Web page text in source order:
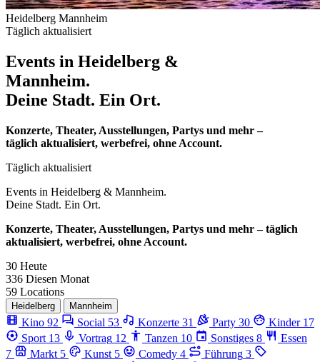
Heidelberg Mannheim
Täglich aktualisiert
Events in Heidelberg &
Mannheim.
Deine Stadt. Ein Ort.
Konzerte, Theater, Ausstellungen, Partys und mehr –
täglich aktualisiert, werbefrei, ohne Account.
Täglich aktualisiert
Events in Heidelberg & Mannheim.
Deine Stadt. Ein Ort.
Konzerte, Theater, Ausstellungen, Partys und mehr – täglich
aktualisiert, werbefrei, ohne Account.
30 Heute
336 Diesen Monat
59 Locations
Heidelberg Mannheim
Kino 92 Social 53 Konzerte 31 Party 30 Kinder 17
Sport 13 Vortrag 12 Tanzen 10 Sonstiges 8
Essen
7
Markt 5 Kunst 5 Comedy 4 Führung 3